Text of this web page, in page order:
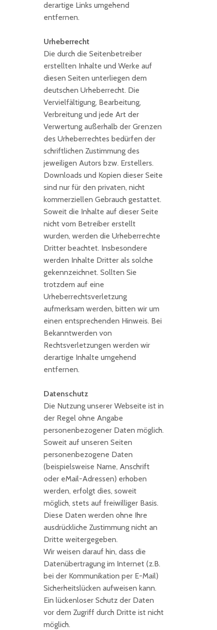
derartige Links umgehend
entfernen.
Urheberrecht
Die durch die Seitenbetreiber
erstellten Inhalte und Werke auf
diesen Seiten unterliegen dem
deutschen Urheberrecht. Die
Vervielfältigung, Bearbeitung,
Verbreitung und jede Art der
Verwertung außerhalb der Grenzen
des Urheberrechtes bedürfen der
schriftlichen Zustimmung des
jeweiligen Autors bzw. Erstellers.
Downloads und Kopien dieser Seite
sind nur für den privaten, nicht
kommerziellen Gebrauch gestattet.
Soweit die Inhalte auf dieser Seite
nicht vom Betreiber erstellt
wurden, werden die Urheberrechte
Dritter beachtet. Insbesondere
werden Inhalte Dritter als solche
gekennzeichnet. Sollten Sie
trotzdem auf eine
Urheberrechtsverletzung
aufmerksam werden, bitten wir um
einen entsprechenden Hinweis. Bei
Bekanntwerden von
Rechtsverletzungen werden wir
derartige Inhalte umgehend
entfernen.
Datenschutz
Die Nutzung unserer Webseite ist in
der Regel ohne Angabe
personenbezogener Daten möglich.
Soweit auf unseren Seiten
personenbezogene Daten
(beispielsweise Name, Anschrift
oder eMail-Adressen) erhoben
werden, erfolgt dies, soweit
möglich, stets auf freiwilliger Basis.
Diese Daten werden ohne Ihre
ausdrückliche Zustimmung nicht an
Dritte weitergegeben.
Wir weisen darauf hin, dass die
Datenübertragung im Internet (z.B.
bei der Kommunikation per E-Mail)
Sicherheitslücken aufweisen kann.
Ein lückenloser Schutz der Daten
vor dem Zugriff durch Dritte ist nicht
möglich.